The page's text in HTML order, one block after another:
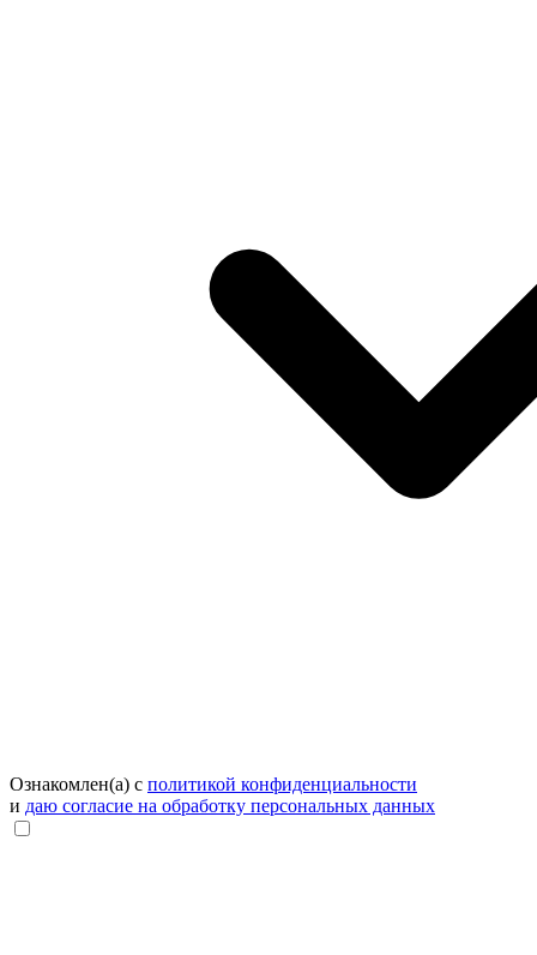
Ознакомлен(а) с политикой конфиденциальности
и даю согласие на обработку персональных данных